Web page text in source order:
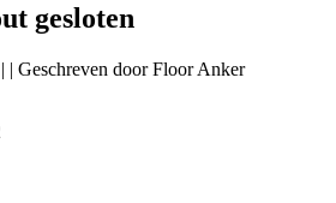
gesloten
| | Geschreven door Floor Anker